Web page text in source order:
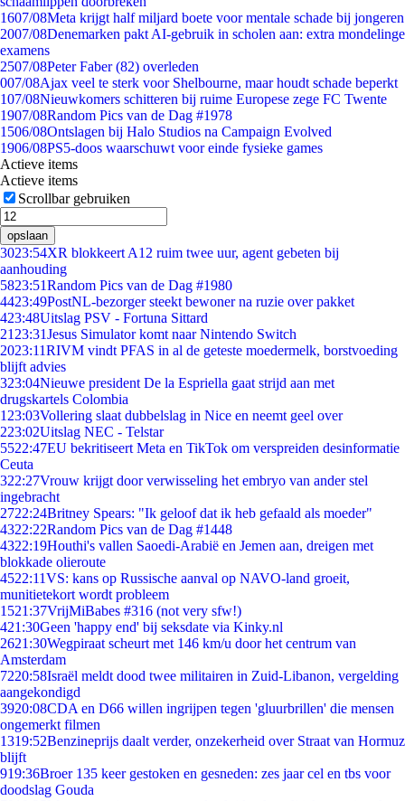
1607/08Meta krijgt half miljard boete voor mentale schade bij jongeren
2007/08Denemarken pakt AI-gebruik in scholen aan: extra mondelinge
examens
2507/08Peter Faber (82) overleden
007/08Ajax veel te sterk voor Shelbourne, maar houdt schade beperkt
107/08Nieuwkomers schitteren bij ruime Europese zege FC Twente
1907/08Random Pics van de Dag #1978
1506/08Ontslagen bij Halo Studios na Campaign Evolved
1906/08PS5-doos waarschuwt voor einde fysieke games
Actieve items
Actieve items
Scrollbar gebruiken
opslaan
3023:54XR blokkeert A12 ruim twee uur, agent gebeten bij
aanhouding
5823:51Random Pics van de Dag #1980
4423:49PostNL-bezorger steekt bewoner na ruzie over pakket
423:48Uitslag PSV - Fortuna Sittard
21 23:31Jesus Simulator komt naar Nintendo Switch
2023:11RIVM vindt PFAS in al de geteste moedermelk, borstvoeding
blijft advies
323:04Nieuwe president De la Espriella gaat strijd aan met
drugskartels Colombia
1 23:03Vollering slaat dubbelslag in Nice en neemt geel over
223:02Uitslag NEC - Telstar
5522:47EU bekritiseert Meta en TikTok om verspreiden desinformatie
Ceuta
322:27Vrouw krijgt door verwisseling het embryo van ander stel
ingebracht
2722:24Britney Spears: "Ik geloof dat ik heb gefaald als moeder"
4322:22Random Pics van de Dag #1448
4322:19Houthi's vallen Saoedi-Arabië en Jemen aan, dreigen met
blokkade olieroute
4522:11VS: kans op Russische aanval op NAVO-land groeit,
munitietekort wordt probleem
1521:37VrijMiBabes #316 (not very sfw!)
421:30Geen 'happy end' bij seksdate via Kinky.nl
2621:30Wegpiraat scheurt met 146 km/u door het centrum van
Amsterdam
7220:58Israël meldt dood twee militairen in Zuid-Libanon, vergelding
aangekondigd
3920:08CDA en D66 willen ingrijpen tegen 'gluurbrillen' die mensen
ongemerkt filmen
1319:52Benzineprijs daalt verder, onzekerheid over Straat van Hormuz
blijft
919:36Broer 135 keer gestoken en gesneden: zes jaar cel en tbs voor
doodslag Gouda